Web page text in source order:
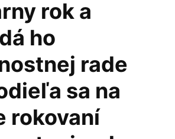
rok a
ho
rade
sa na
rokovaní